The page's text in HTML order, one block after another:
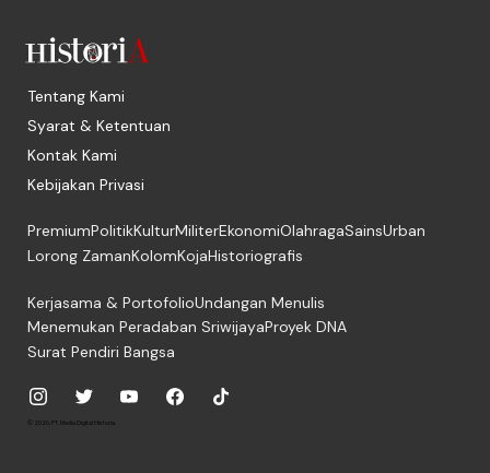
Tentang Kami
Syarat & Ketentuan
Kontak Kami
Kebijakan Privasi
PremiumPolitikKulturMiliterEkonomiOlahragaSainsUrban
Lorong ZamanKolomKojaHistoriografis
Kerjasama & PortofolioUndangan Menulis
Menemukan Peradaban SriwijayaProyek DNA
Surat Pendiri Bangsa
© 2026, PT. Media Digital Historia.